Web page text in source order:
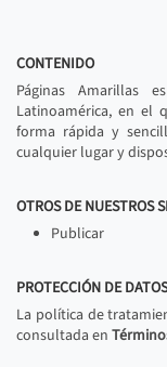
CONTENIDO
Páginas Amarillas
Latinoamérica, en el
forma rápida y
cualquier lugar y
OTROS DE NUESTROS
Publicar
PROTECCIÓN DE
La política de
consultada en